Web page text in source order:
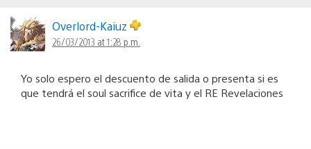
Overlord-Kaiuz
26/03/2013 at 1:28 p.m.
Yo solo espero el descuento de salida o presenta si es
que tendrá el soul sacrifice de vita y el RE Revelaciones